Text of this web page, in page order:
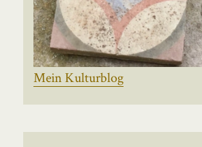
Mein Kulturblog